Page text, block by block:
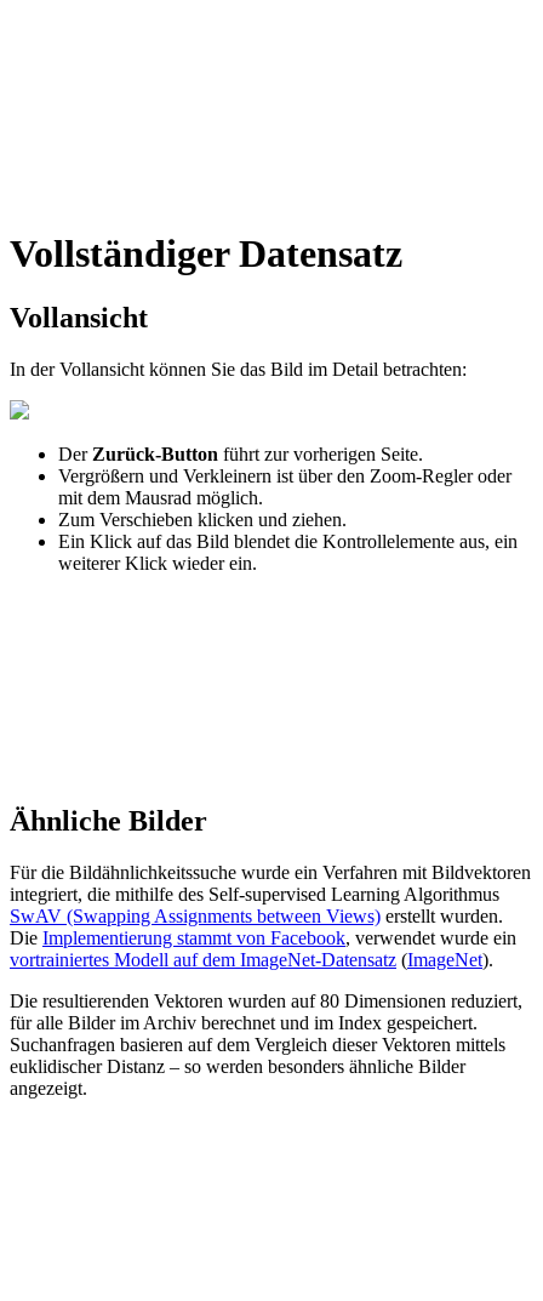
Vollständiger Datensatz
Vollansicht
In der Vollansicht können Sie das Bild im Detail betrachten:
Der Zurück-Button führt zur vorherigen Seite.
Vergrößern und Verkleinern ist über den Zoom-Regler oder
mit dem Mausrad möglich.
Zum Verschieben klicken und ziehen.
Ein Klick auf das Bild blendet die Kontrollelemente aus, ein
weiterer Klick wieder ein.
Ähnliche Bilder
Für die Bildähnlichkeitssuche wurde ein Verfahren mit Bildvektoren
integriert, die mithilfe des Self-supervised Learning Algorithmus
SwAV (Swapping Assignments between Views) erstellt wurden.
Die Implementierung stammt von Facebook, verwendet wurde ein
vortrainiertes Modell auf dem ImageNet-Datensatz (ImageNet).
Die resultierenden Vektoren wurden auf 80 Dimensionen reduziert,
für alle Bilder im Archiv berechnet und im Index gespeichert.
Suchanfragen basieren auf dem Vergleich dieser Vektoren mittels
euklidischer Distanz – so werden besonders ähnliche Bilder
angezeigt.